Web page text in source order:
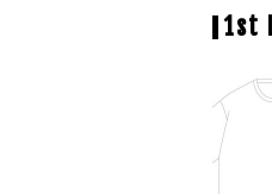
1st